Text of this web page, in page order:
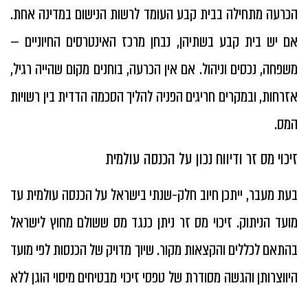
הכרעה מתחילה בבית קבע העומד לרשות הנישום במדינה אחת.
אם יש בית קבע בשתיהן, נבחן מרכז האינטרסים החיוניים —
משפחה, נכסים וניהול. אם אין הכרעה, בוחנים מקום שהייה רגיל,
אזרחות, ובמקרים חריגים הפניה להליך הסכמה הדדית בין רשויות
המס.
זיכוי מס זר ודיווח נכון על הכנסה עולמית
בעת מעבר, ייתכן חיוב חלק-שנתי בישראל על הכנסה עולמית עד
מועד הניתוק. זיכוי מס זר ניתן כנגד מס ששולם מחוץ לישראל
בהתאם לכללים והקצאות מקור. שיוך מדויק של הכנסות לפי מועד
היווצרותן והגשה מסודרת של טפסי זיכוי מבטיחים מיסוי הוגן ללא